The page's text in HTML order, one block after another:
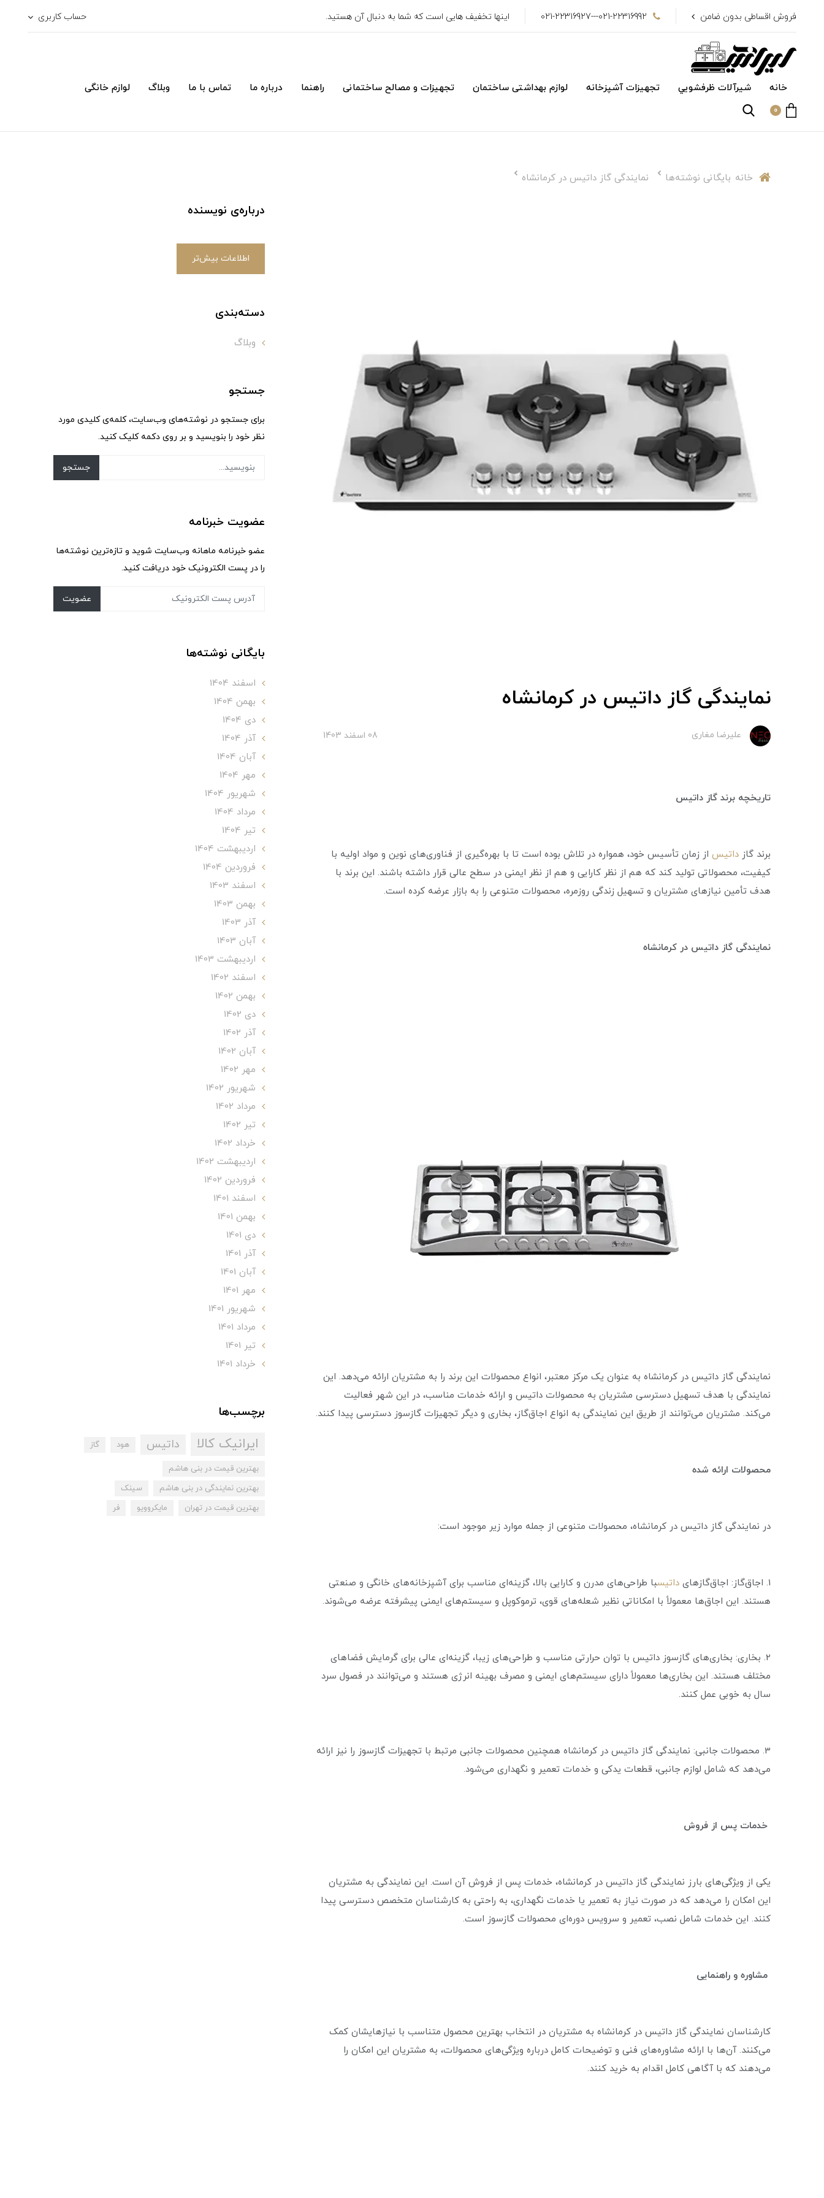
فروش اقساطی بدون ضامن 021-22316992---021-22316927 اینها تخفیف هایی است که شما به دنبال آن هستید. حساب کاربری
خانه شیرآلات ظرفشويي تجهیزات آشپزخانه لوازم بهداشتی ساختمان تجهیزات و مصالح ساختمانی راهنما درباره ما تماس با ما وبلاگ لوازم خانگی
0
خانه بایگانی نوشته‌ها نمایندگی گاز داتیس در کرمانشاه
نمایندگی گاز داتیس در کرمانشاه
علیرضا مغاری 08 اسفند 1403
تاریخچه برند گاز داتیس
برند گاز داتیس از زمان تأسیس خود، همواره در تلاش بوده است تا با بهره‌گیری از فناوری‌های نوین و مواد اولیه با
کیفیت، محصولاتی تولید کند که هم از نظر کارایی و هم از نظر ایمنی در سطح عالی قرار داشته باشند. این برند با
هدف تأمین نیازهای مشتریان و تسهیل زندگی روزمره، محصولات متنوعی را به بازار عرضه کرده است.
نمایندگی گاز داتیس در کرمانشاه
نمایندگی گاز داتیس در کرمانشاه به عنوان یک مرکز معتبر، انواع محصولات این برند را به مشتریان ارائه می‌دهد. این
نمایندگی با هدف تسهیل دسترسی مشتریان به محصولات داتیس و ارائه خدمات مناسب، در این شهر فعالیت
می‌کند. مشتریان می‌توانند از طریق این نمایندگی به انواع اجاق‌گاز، بخاری و دیگر تجهیزات گازسوز دسترسی پیدا کنند.
محصولات ارائه شده
در نمایندگی گاز داتیس در کرمانشاه، محصولات متنوعی از جمله موارد زیر موجود است:
1. اجاق‌گاز: اجاق‌گازهای داتیسبا طراحی‌های مدرن و کارایی بالا، گزینه‌ای مناسب برای آشپزخانه‌های خانگی و صنعتی
هستند. این اجاق‌ها معمولاً با امکاناتی نظیر شعله‌های قوی، ترموکوپل و سیستم‌های ایمنی پیشرفته عرضه می‌شوند.
2. بخاری: بخاری‌های گازسوز داتیس با توان حرارتی مناسب و طراحی‌های زیبا، گزینه‌ای عالی برای گرمایش فضاهای
مختلف هستند. این بخاری‌ها معمولاً دارای سیستم‌های ایمنی و مصرف بهینه انرژی هستند و می‌توانند در فصول سرد
سال به خوبی عمل کنند.
3. محصولات جانبی: نمایندگی گاز داتیس در کرمانشاه همچنین محصولات جانبی مرتبط با تجهیزات گازسوز را نیز ارائه
می‌دهد که شامل لوازم جانبی، قطعات یدکی و خدمات تعمیر و نگهداری می‌شود.
خدمات پس از فروش
یکی از ویژگی‌های بارز نمایندگی گاز داتیس در کرمانشاه، خدمات پس از فروش آن است. این نمایندگی به مشتریان
این امکان را می‌دهد که در صورت نیاز به تعمیر یا خدمات نگهداری، به راحتی به کارشناسان متخصص دسترسی پیدا
کنند. این خدمات شامل نصب، تعمیر و سرویس دوره‌ای محصولات گازسوز است.
مشاوره و راهنمایی
کارشناسان نمایندگی گاز داتیس در کرمانشاه به مشتریان در انتخاب بهترین محصول متناسب با نیازهایشان کمک
می‌کنند. آن‌ها با ارائه مشاوره‌های فنی و توضیحات کامل درباره ویژگی‌های محصولات، به مشتریان این امکان را
می‌دهند که با آگاهی کامل اقدام به خرید کنند.
درباره‌ی نویسنده
اطلاعات بیش‌تر
دسته‌بندی
وبلاگ
جستجو
برای جستجو در نوشته‌های وب‌سایت، کلمه‌ی کلیدی مورد
نظر خود را بنویسید و بر روی دکمه کلیک کنید.
جستجو
عضویت خبرنامه
عضو خبرنامه ماهانه وب‌سایت شوید و تازه‌ترین نوشته‌ها
را در پست الکترونیک خود دریافت کنید.
عضویت
بایگانی نوشته‌ها
اسفند 1404
بهمن 1404
دی 1404
آذر 1404
آبان 1404
مهر 1404
شهریور 1404
مرداد 1404
تير 1404
ارديبهشت 1404
فروردین 1404
اسفند 1403
بهمن 1403
آذر 1403
آبان 1403
ارديبهشت 1403
اسفند 1402
بهمن 1402
دی 1402
آذر 1402
آبان 1402
مهر 1402
شهریور 1402
مرداد 1402
تير 1402
خرداد 1402
ارديبهشت 1402
فروردین 1402
اسفند 1401
بهمن 1401
دی 1401
آذر 1401
آبان 1401
مهر 1401
شهریور 1401
مرداد 1401
تير 1401
خرداد 1401
برچسب‌ها
ایرانیک کالا داتیس هود گاز
بهترین قیمت در بنی هاشم
بهترین نمایندگی در بنی هاشم
سینک
بهترین قیمت در تهران
مایکروویو فر